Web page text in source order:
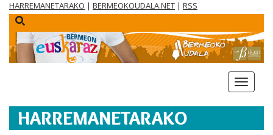
HARREMANETARAKO | BERMEOKOUDALA.NET | RSS
menua
HARREMANETARAKO